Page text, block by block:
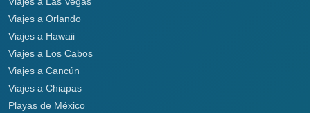
Viajes a Orlando
Viajes a Hawaii
Viajes a Los Cabos
Viajes a Cancún
Viajes a Chiapas
Playas de México